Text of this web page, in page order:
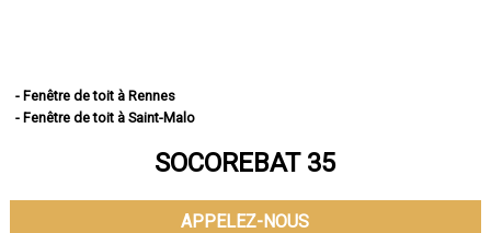
- Fenêtre de toit à Rennes
- Fenêtre de toit à Saint-Malo
- Fenêtre de toit à Vitré
- Fenêtre de toit à Cesson-Sévigné
SOCOREBAT 35
APPELEZ-NOUS